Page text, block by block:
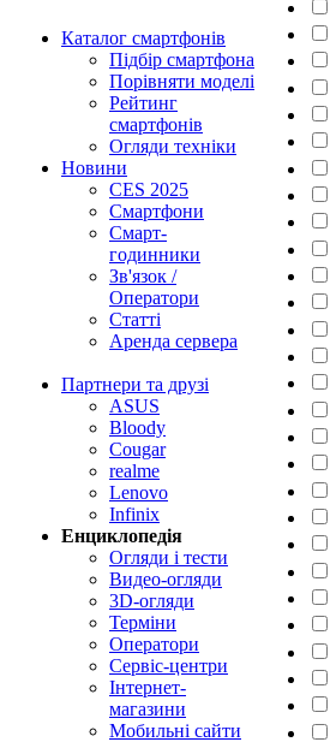
Каталог смартфонів
Підбір смартфона
Порівняти моделі
Рейтинг
смартфонів
Огляди техніки
Новини
CES 2025
Смартфони
Смарт-
годинники
Зв'язок /
Оператори
Статті
Аренда сервера
Партнери та друзі
ASUS
Bloody
Cougar
realme
Lenovo
Infinix
Енциклопедія
Огляди і тести
Видео-огляди
3D-огляди
Терміни
Оператори
Сервіс-центри
Інтернет-
магазини
Мобильні сайти